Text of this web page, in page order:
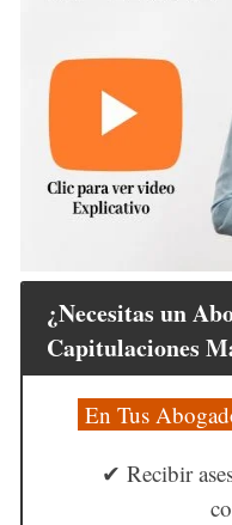
¿Necesitas un
Capitulaciones
En Tus
✔ Recibir